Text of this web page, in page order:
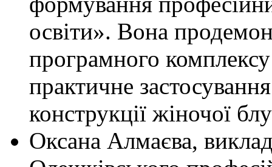
освіти». Вона
програмного
практичне
конструкції жіночої
Оксана Алмаєва,